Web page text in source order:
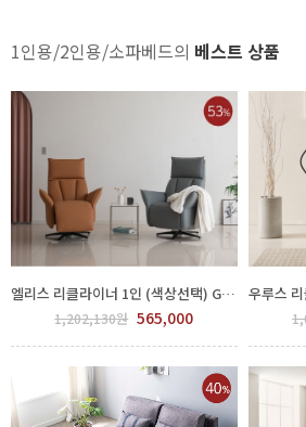
1인용/2인용/소파베드의 베스트 상품
엘리스 리클라이너 1인 (색상선택) GSJ 1300-03
1,202,130원 565,000